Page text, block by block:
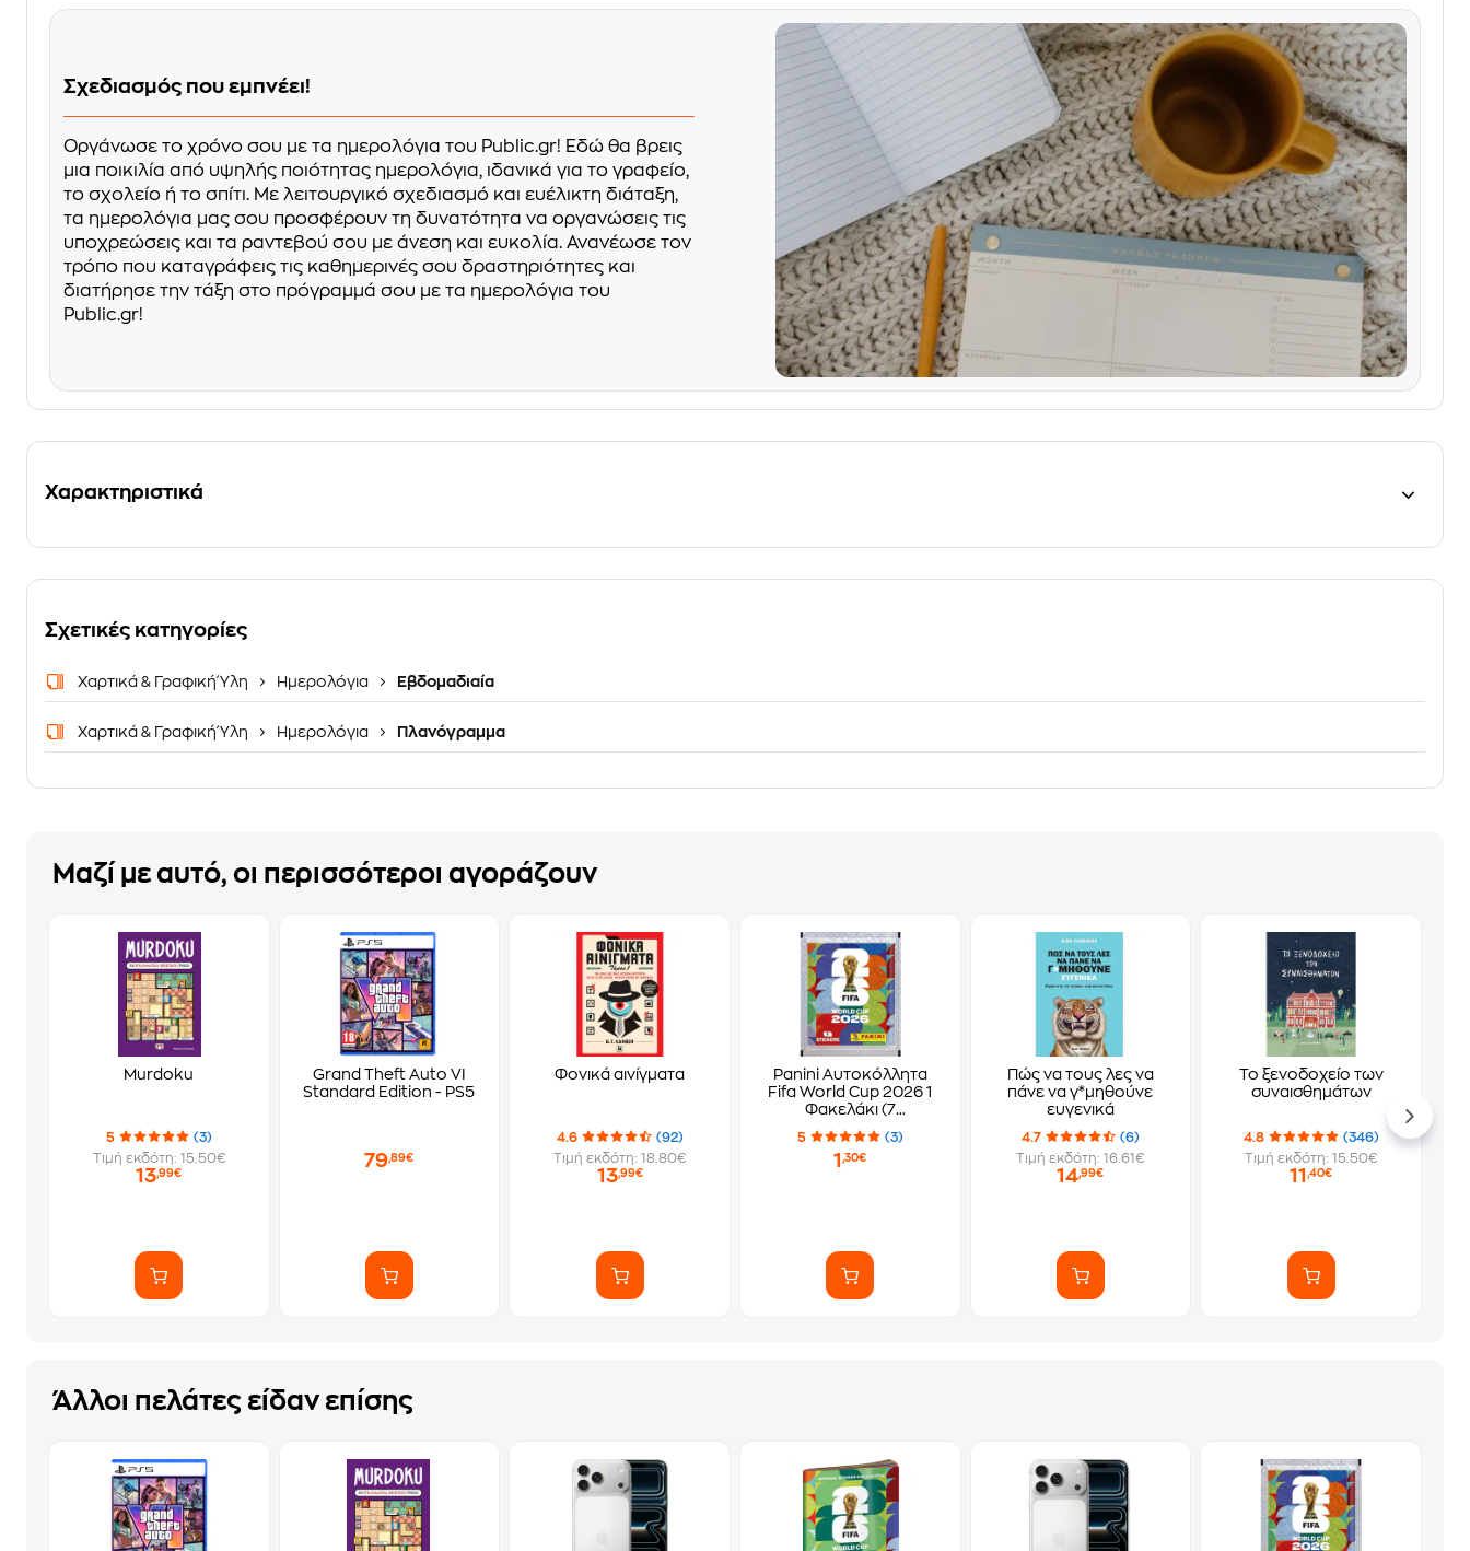
Σχεδιασμός που εμπνέει!
Οργάνωσε το χρόνο σου με τα ημερολόγια του Public.gr! Εδώ θα βρεις
μια ποικιλία από υψηλής ποιότητας ημερολόγια, ιδανικά για το γραφείο,
το σχολείο ή το σπίτι. Με λειτουργικό σχεδιασμό και ευέλικτη διάταξη,
τα ημερολόγια μας σου προσφέρουν τη δυνατότητα να οργανώσεις τις
υποχρεώσεις και τα ραντεβού σου με άνεση και ευκολία. Ανανέωσε τον
τρόπο που καταγράφεις τις καθημερινές σου δραστηριότητες και
διατήρησε την τάξη στο πρόγραμμά σου με τα ημερολόγια του
Public.gr!
Χαρακτηριστικά
Σχετικές κατηγορίες
Χαρτικά & Γραφική Ύλη Ημερολόγια Εβδομαδιαία
Χαρτικά & Γραφική Ύλη Ημερολόγια Πλανόγραμμα
Μαζί με αυτό, οι περισσότεροι αγοράζουν
Murdoku
5
(3)
Τιμή εκδότη: 15.50€
13,99€
Grand Theft Auto VI
Standard Edition - PS5
79,89€
Φονικά αινίγματα
4.6
(92)
Τιμή εκδότη: 18.80€
13,99€
Panini Αυτοκόλλητα
Fifa World Cup 2026 1
Φακελάκι (7
Αυτοκόλλητα)
5 (3)
1,30€
Πώς να τους λες να
πάνε να γ*μηθούνε
ευγενικά
4.7
(6)
Τιμή εκδότη: 16.61€
14,99€
Το ξενοδοχείο των
συναισθημάτων
4.8
(346)
Τιμή εκδότη: 15.50€
11,40€
Άλλοι πελάτες είδαν επίσης